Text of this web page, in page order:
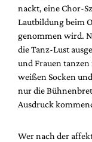
nackt, eine Chor-
Lautbildung beim
genommen wird.
die Tanz-Lust
und Frauen
weißen Socken
nur die
Ausdruck
Wer nach der